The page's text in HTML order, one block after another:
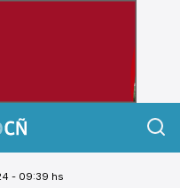
- 09:39 hs